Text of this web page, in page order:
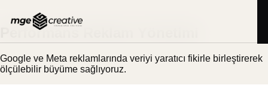
Performans Reklam Yönetimi
Google ve Meta reklamlarında veriyi yaratıcı fikirle birleştirerek
ölçülebilir büyüme sağlıyoruz.